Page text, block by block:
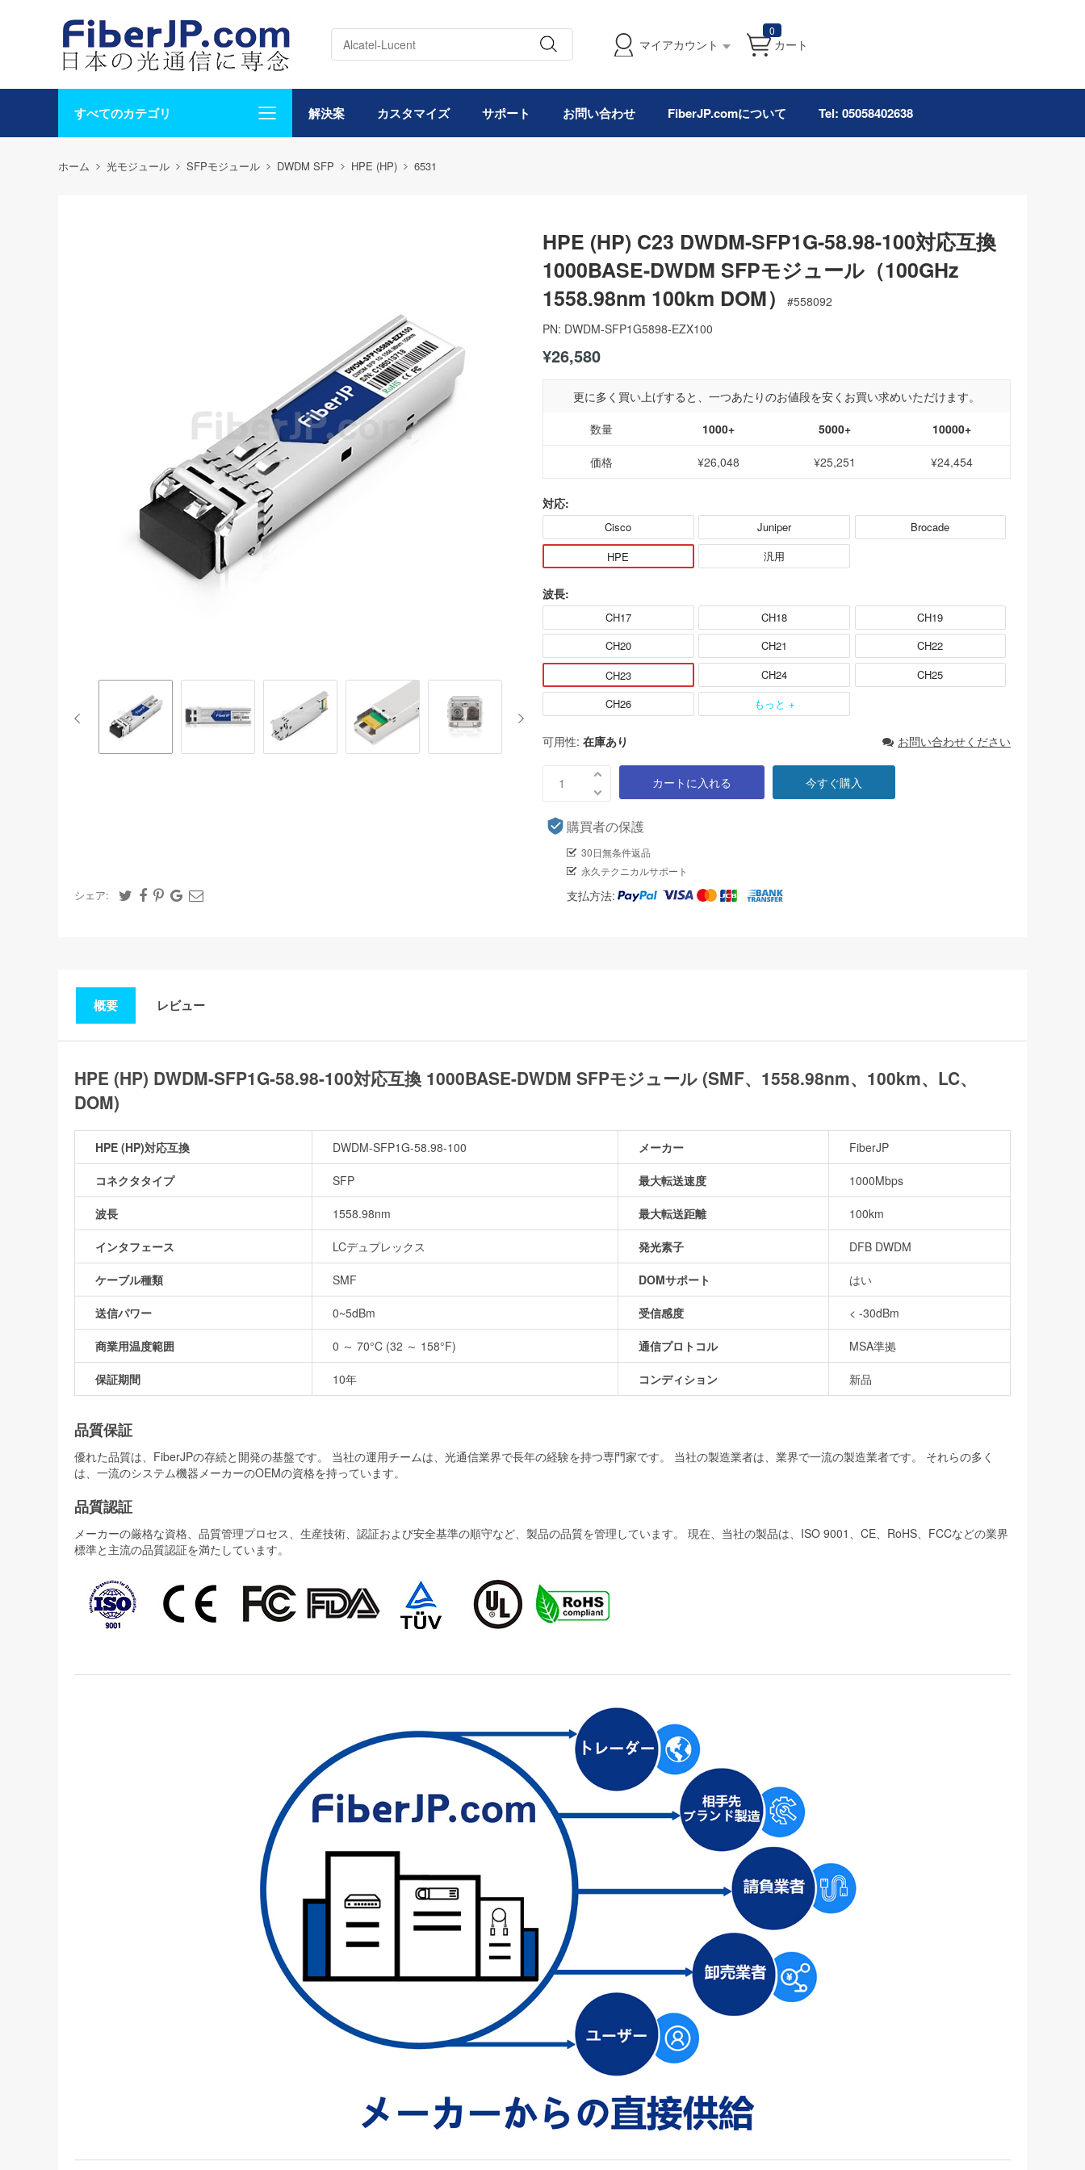
マイアカウント
0
カート
すべてのカテゴリ 解決案 カスタマイズ サポート お問い合わせ FiberJP.comについて Tel: 05058402638
ホーム 光モジュール SFPモジュール DWDM SFP HPE (HP) 6531
シェア:
HPE (HP) C23 DWDM-SFP1G-58.98-100対応互換
1000BASE-DWDM SFPモジュール（100GHz
1558.98nm 100km DOM）
#558092
PN: DWDM-SFP1G5898-EZX100
¥26,580
更に多く買い上げすると、一つあたりのお値段を安くお買い求めいただけます。
数量
1000+ 5000+ 10000+
価格 ¥26,048 ¥25,251 ¥24,454
対応:
Cisco Juniper
Brocade
HPE
汎用
波長:
CH17 CH18
CH19
CH20
CH21
CH22
CH23
CH24
CH25
CH26
もっと +
可用性: 在庫あり お問い合わせください
カートに入れる 今すぐ購入
購買者の保護
30日無条件返品
永久テクニカルサポート
支払方法:
概要 レビュー
HPE (HP) DWDM-SFP1G-58.98-100対応互換 1000BASE-DWDM SFPモジュール (SMF、1558.98nm、100km、LC、
DOM)
HPE (HP)対応互換 DWDM-SFP1G-58.98-100 メーカー FiberJP
コネクタタイプ SFP 最大転送速度 1000Mbps
波長 1558.98nm 最大転送距離 100km
インタフェース LCデュプレックス 発光素子 DFB DWDM
ケーブル種類 SMF DOMサポート はい
送信パワー 0~5dBm 受信感度 < -30dBm
商業用温度範囲 0 ～ 70°C (32 ～ 158°F) 通信プロトコル MSA準拠
保証期間 10年 コンディション 新品
品質保証
優れた品質は、FiberJPの存続と開発の基盤です。 当社の運用チームは、光通信業界で長年の経験を持つ専門家です。 当社の製造業者は、業界で一流の製造業者です。 それらの多く
は、一流のシステム機器メーカーのOEMの資格を持っています。
品質認証
メーカーの厳格な資格、品質管理プロセス、生産技術、認証および安全基準の順守など、製品の品質を管理しています。 現在、当社の製品は、ISO 9001、CE、RoHS、FCCなどの業界
標準と主流の品質認証を満たしています。